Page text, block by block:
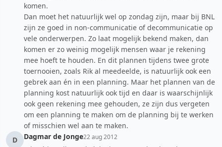
komen.
Dan moet het natuurlijk wel op zondag zijn, maar bij BNL
zijn ze goed in non-communicatie of decommunicatie op
vele onderwerpen. Zo laat mogelijk bekend maken, dan
komen er zo weinig mogelijk mensen waar je rekening
mee hoeft te houden. En dit plannen tijdens twee grote
toernooien, zoals Rik al meedeelde, is natuurlijk ook een
gebrek aan én in een planning. Maar het plannen van de
planning kost natuurlijk ook tijd en daar is waarschijnlijk
ook geen rekening mee gehouden, ze zijn dus vergeten
om een planning te maken om de planning bij te werken
of misschien wel aan te maken.
D
Dagmar de Jonge22 aug 2012